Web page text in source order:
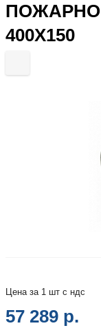
400Х150
Цена за 1 шт с ндс
57 289 р.